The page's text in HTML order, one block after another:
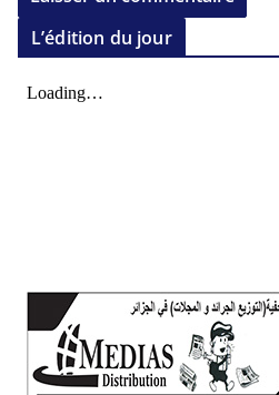
L’édition du jour